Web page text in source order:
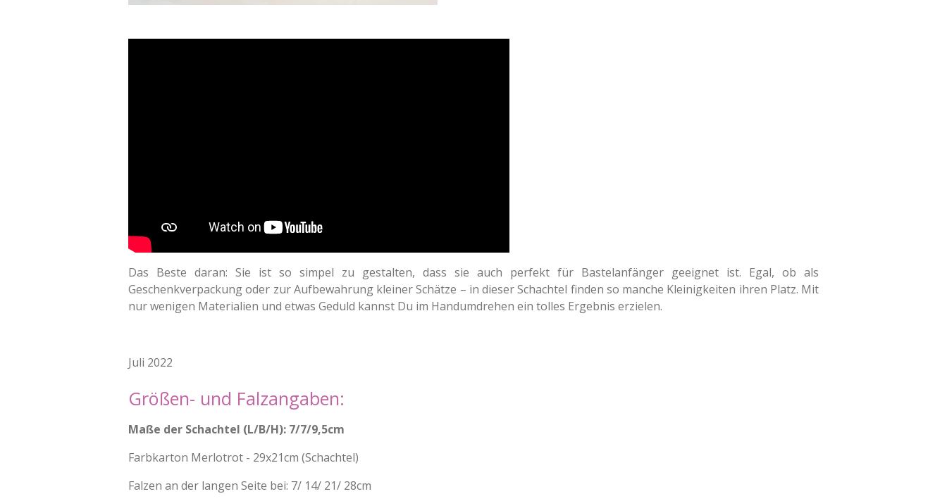
Das Beste daran: Sie ist so simpel zu gestalten, dass sie auch perfekt für Bastelanfänger geeignet ist. Egal, ob als
Geschenkverpackung oder zur Aufbewahrung kleiner Schätze – in dieser Schachtel finden so manche Kleinigkeiten ihren Platz. Mit
nur wenigen Materialien und etwas Geduld kannst Du im Handumdrehen ein tolles Ergebnis erzielen.
Juli 2022
Größen- und Falzangaben:
Maße der Schachtel (L/B/H): 7/7/9,5cm
Farbkarton Merlotrot - 29x21cm (Schachtel)
Falzen an der langen Seite bei: 7/ 14/ 21/ 28cm